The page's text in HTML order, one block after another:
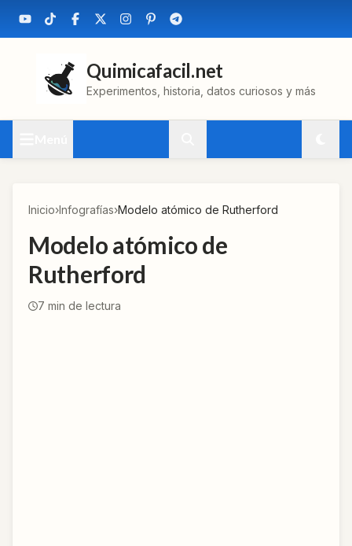
Quimicafacil.net
Experimentos, historia, datos curiosos y más
Inicio›Infografías›Modelo atómico de Rutherford
Modelo atómico de
Rutherford
7 min de lectura